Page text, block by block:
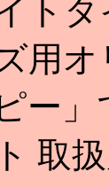
ト
用
ー
取